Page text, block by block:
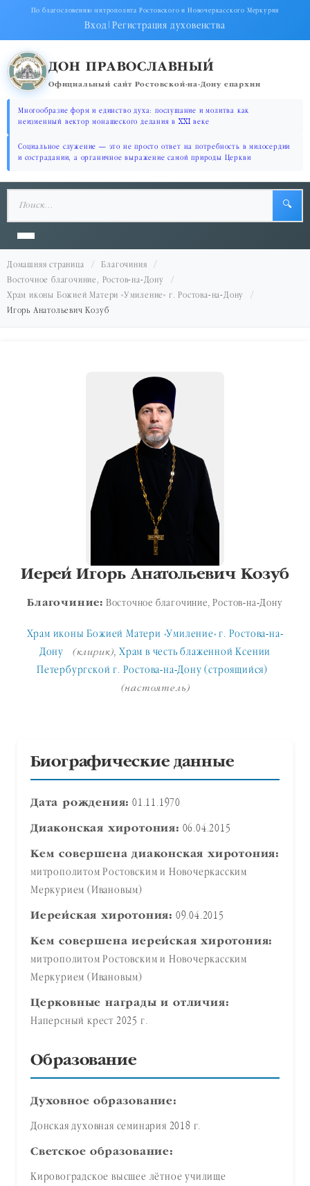
По благословению митрополита Ростовского и Новочеркасского Меркурия
Вход|Регистрация духовенства
ДОН ПРАВОСЛАВНЫЙ
Официальный сайт Ростовской-на-Дону епархии
Многообразие форм и единство духа: послушание и молитва как
неизменный вектор монашеского делания в XXI веке
Социальное служение — это не просто ответ на потребность в милосердии
и сострадании, а органичное выражение самой природы Церкви
🔍
Домашняя страница
Благочиния
Восточное благочиние, Ростов-на-Дону
Храм иконы Божией Матери «Умиление» г. Ростова-на-Дону
Игорь Анатольевич Козуб
Иерей Игорь Анатольевич Козуб
Благочиние: Восточное благочиние, Ростов-на-Дону
Храм иконы Божией Матери «Умиление» г. Ростова-на-
Дону
(клирик), Храм в честь блаженной Ксении
Петербургской г. Ростова-на-Дону (строящийся)
(настоятель)
Биографические данные
Дата рождения: 01.11.1970
Диаконская хиротония: 06.04.2015
Кем совершена диаконская хиротония:
митрополитом Ростовским и Новочеркасским
Меркурием (Ивановым)
Иерейская хиротония: 09.04.2015
Кем совершена иерейская хиротония:
митрополитом Ростовским и Новочеркасским
Меркурием (Ивановым)
Церковные награды и отличия:
Наперсный крест 2025 г.
Образование
Духовное образование:
Донская духовная семинария 2018 г.
Светское образование:
Кировоградское высшее лётное училище